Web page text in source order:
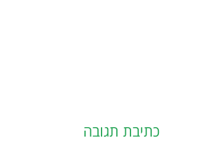
כתיבת תגובה